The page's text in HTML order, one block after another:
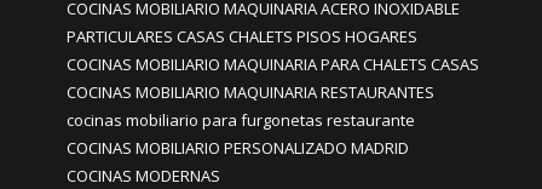
COCINAS MOBILIARIO MAQUINARIA ACERO INOXIDABLE
PARTICULARES CASAS CHALETS PISOS HOGARES
COCINAS MOBILIARIO MAQUINARIA PARA CHALETS CASAS
COCINAS MOBILIARIO MAQUINARIA RESTAURANTES
cocinas mobiliario para furgonetas restaurante
COCINAS MOBILIARIO PERSONALIZADO MADRID
COCINAS MODERNAS